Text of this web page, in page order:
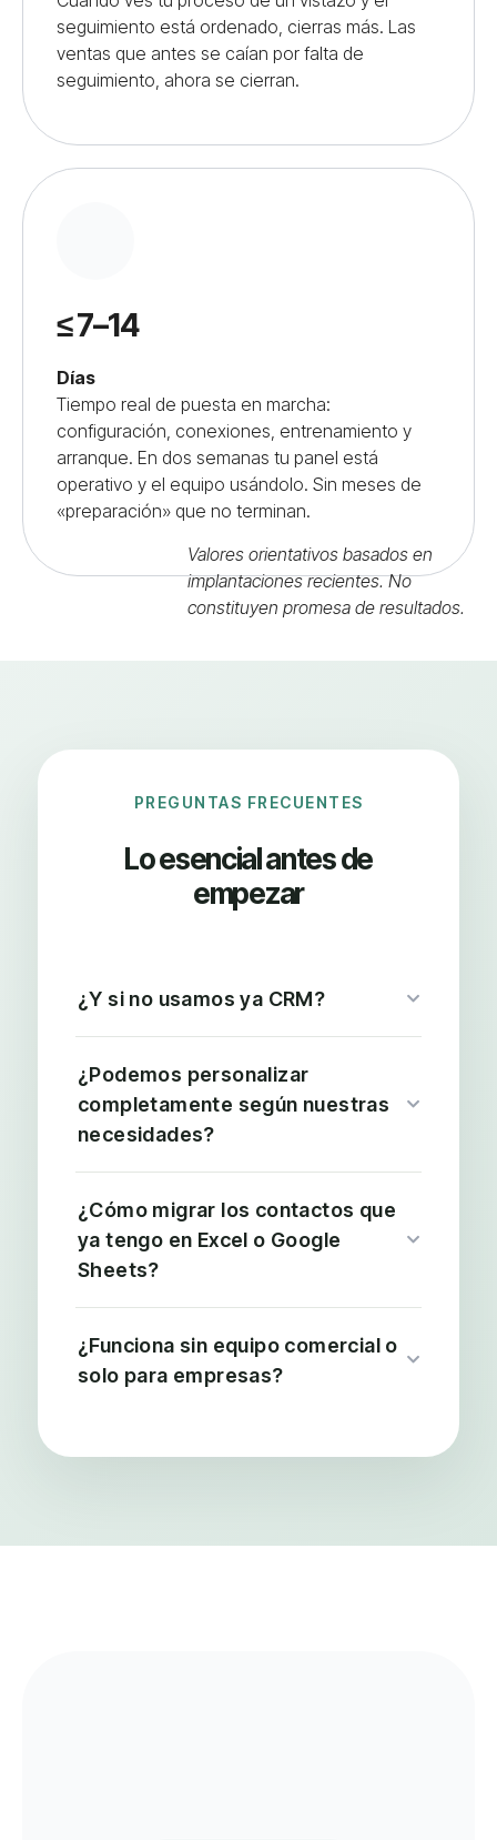
seguimiento está ordenado, cierras más. Las
ventas que antes se caían por falta de
seguimiento, ahora se cierran.
≤ 7–14
Días
Tiempo real de puesta en marcha:
configuración, conexiones, entrenamiento y
arranque. En dos semanas tu panel está
operativo y el equipo usándolo. Sin meses de
«preparación» que no terminan.
Valores orientativos basados en
implantaciones recientes. No
constituyen promesa de resultados.
PREGUNTAS FRECUENTES
Lo esencial antes de
empezar
¿Y si no usamos ya CRM?
¿Podemos personalizar
completamente según nuestras
necesidades?
¿Cómo migrar los contactos que
ya tengo en Excel o Google
Sheets?
¿Funciona sin equipo comercial o
solo para empresas?